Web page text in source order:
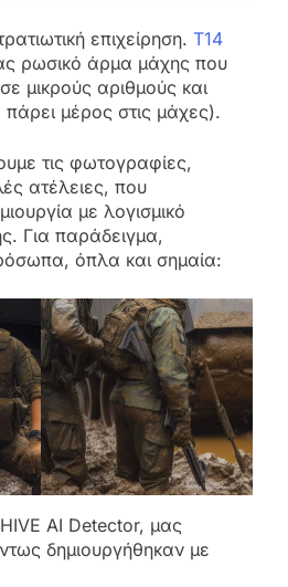
επιχείρηση. T14
ρωσικό άρμα μάχης που
μικρούς αριθμούς και
πάρει μέρος στις μάχες).
τις φωτογραφίες,
ατέλειες, που
με λογισμικό
Για παράδειγμα,
όπλα και σημαία:
AI Detector, μας
δημιουργήθηκαν με